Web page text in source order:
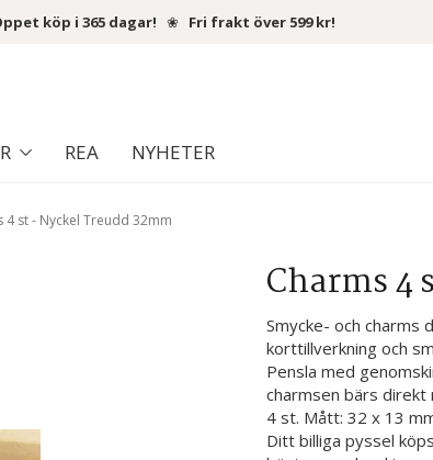
köp i 365 dagar! ❀ Fri frakt över 599 kr!
REA NYHETER
4 st - Nyckel Treudd 32mm
Charms 4
Smycke- och charms
korttillverkning och
Pensla med
charmsen bärs
4 st. Mått: 32 x 13
Ditt billiga pyssel